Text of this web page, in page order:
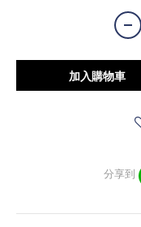
加入購物車
分享到